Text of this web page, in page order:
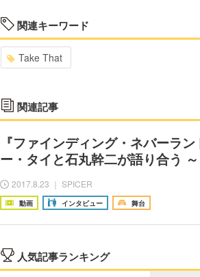
関連キーワード
Take That
関連記事
『ファインディング・ネバーラ
ー・タイと石丸幹二が語り合う
2017.8.23 ｜ SPICER
動画 インタビュー 舞台
人気記事ランキング